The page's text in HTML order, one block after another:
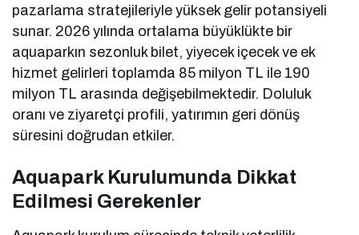
pazarlama stratejileriyle yüksek gelir potansiyeli
sunar. 2026 yılında ortalama büyüklükte bir
aquaparkın sezonluk bilet, yiyecek içecek ve ek
hizmet gelirleri toplamda 85 milyon TL ile 190
milyon TL arasında değişebilmektedir. Doluluk
oranı ve ziyaretçi profili, yatırımın geri dönüş
süresini doğrudan etkiler.
Aquapark Kurulumunda Dikkat
Edilmesi Gerekenler